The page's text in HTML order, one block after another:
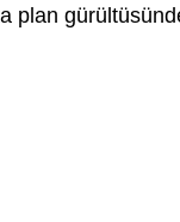
plan